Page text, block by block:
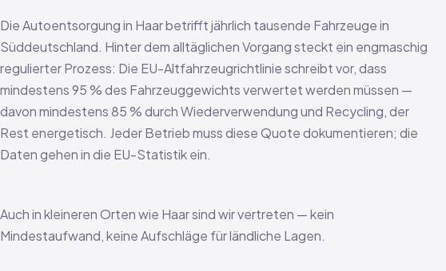
Die Autoentsorgung in Haar betrifft jährlich tausende Fahrzeuge in
Süddeutschland. Hinter dem alltäglichen Vorgang steckt ein engmaschig
regulierter Prozess: Die EU-Altfahrzeugrichtlinie schreibt vor, dass
mindestens 95 % des Fahrzeuggewichts verwertet werden müssen —
davon mindestens 85 % durch Wiederverwendung und Recycling, der
Rest energetisch. Jeder Betrieb muss diese Quote dokumentieren; die
Daten gehen in die EU-Statistik ein.
Auch in kleineren Orten wie Haar sind wir vertreten — kein
Mindestaufwand, keine Aufschläge für ländliche Lagen.